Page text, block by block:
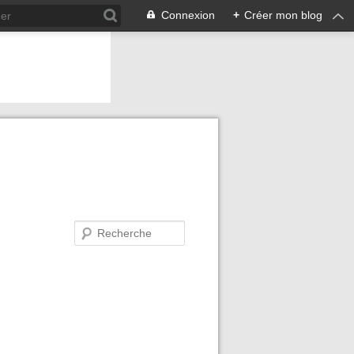
Connexion + Créer mon blog